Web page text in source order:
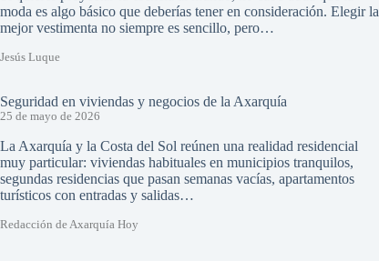
moda es algo básico que deberías tener en consideración. Elegir la
mejor vestimenta no siempre es sencillo, pero…
Jesús Luque
Seguridad en viviendas y negocios de la Axarquía
25 de mayo de 2026
La Axarquía y la Costa del Sol reúnen una realidad residencial
muy particular: viviendas habituales en municipios tranquilos,
segundas residencias que pasan semanas vacías, apartamentos
turísticos con entradas y salidas…
Redacción de Axarquía Hoy